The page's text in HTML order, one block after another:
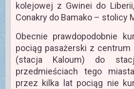
kolejowej z Gwinei do
Conakry do Bamako – stolicy
Obecnie prawdopodobnie
pociąg pasażerski z
(stacja Kaloum) do
przedmieściach tego
przez kilka lat pociąg nie